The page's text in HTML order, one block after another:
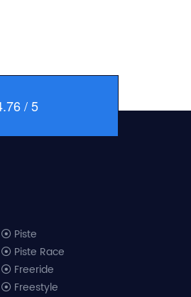
/ 5
Piste
Piste Race
Freeride
Freestyle